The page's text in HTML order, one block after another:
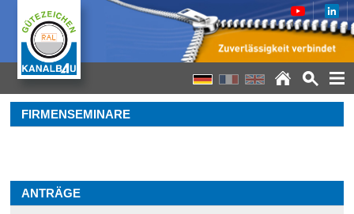
FIRMENSEMINARE
ANTRÄGE